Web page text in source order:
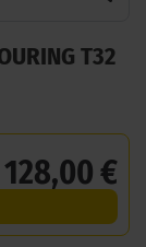
T32
128,00 €